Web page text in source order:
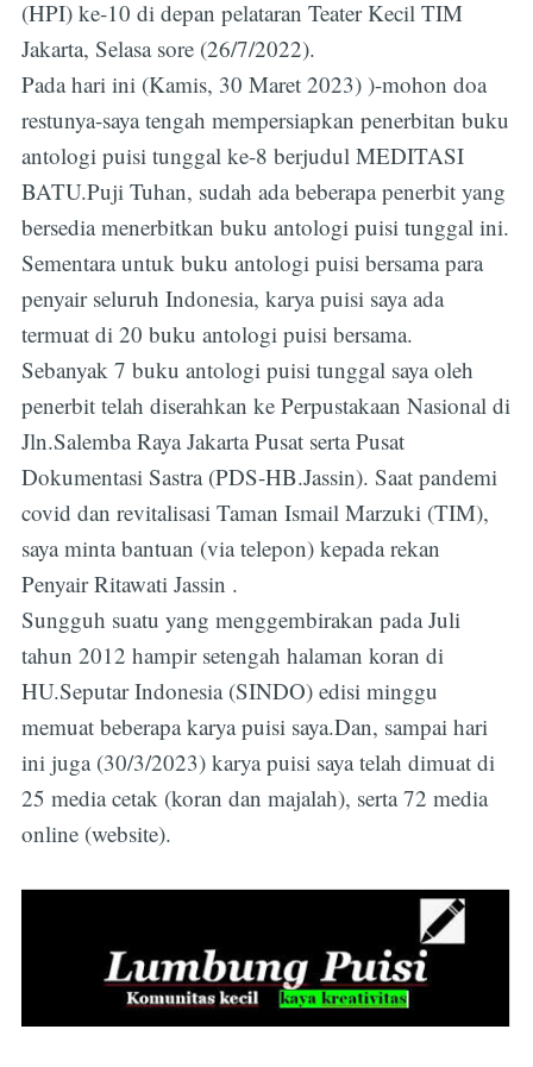
(HPI) ke-10 di depan pelataran Teater Kecil TIM
Jakarta, Selasa sore (26/7/2022).
Pada hari ini (Kamis, 30 Maret 2023) )-mohon doa
restunya-saya tengah mempersiapkan penerbitan buku
antologi puisi tunggal ke-8 berjudul MEDITASI
BATU.Puji Tuhan, sudah ada beberapa penerbit yang
bersedia menerbitkan buku antologi puisi tunggal ini.
Sementara untuk buku antologi puisi bersama para
penyair seluruh Indonesia, karya puisi saya ada
termuat di 20 buku antologi puisi bersama.
Sebanyak 7 buku antologi puisi tunggal saya oleh
penerbit telah diserahkan ke Perpustakaan Nasional di
Jln.Salemba Raya Jakarta Pusat serta Pusat
Dokumentasi Sastra (PDS-HB.Jassin). Saat pandemi
covid dan revitalisasi Taman Ismail Marzuki (TIM),
saya minta bantuan (via telepon) kepada rekan
Penyair Ritawati Jassin .
Sungguh suatu yang menggembirakan pada Juli
tahun 2012 hampir setengah halaman koran di
HU.Seputar Indonesia (SINDO) edisi minggu
memuat beberapa karya puisi saya.Dan, sampai hari
ini juga (30/3/2023) karya puisi saya telah dimuat di
25 media cetak (koran dan majalah), serta 72 media
online (website).